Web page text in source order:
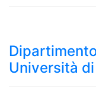
Università